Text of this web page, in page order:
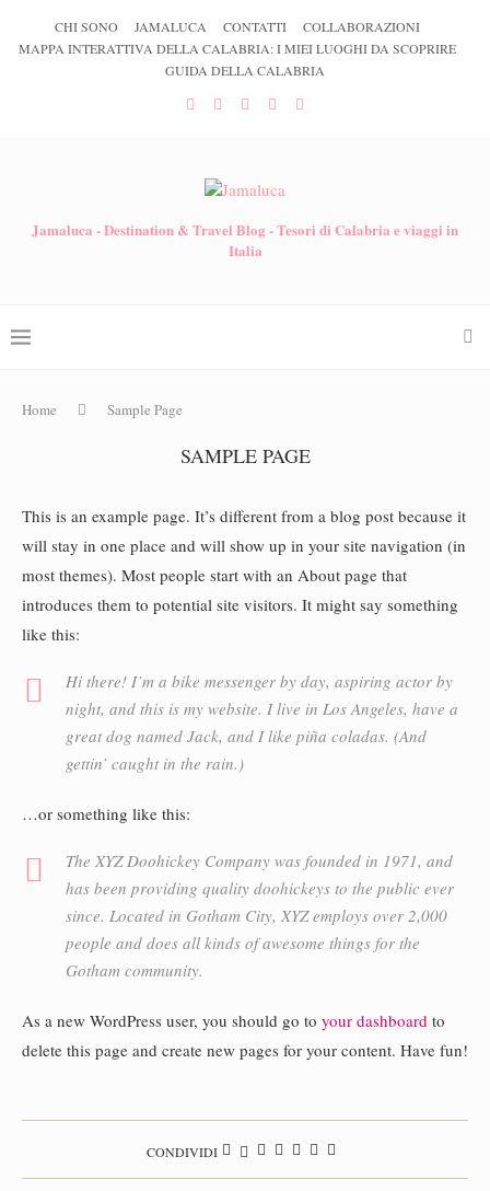
CHI SONO JAMALUCA CONTATTI
COLLABORAZIONI
MAPPA INTERATTIVA DELLA CALABRIA: I MIEI LUOGHI DA SCOPRIRE
GUIDA DELLA CALABRIA
Jamaluca - Destination & Travel Blog - Tesori di Calabria e viaggi in
Italia
Home Sample Page
SAMPLE PAGE
This is an example page. It’s different from a blog post because it
will stay in one place and will show up in your site navigation (in
most themes). Most people start with an About page that
introduces them to potential site visitors. It might say something
like this:
Hi there! I’m a bike messenger by day, aspiring actor by
night, and this is my website. I live in Los Angeles, have a
great dog named Jack, and I like piña coladas. (And
gettin’ caught in the rain.)
…or something like this:
The XYZ Doohickey Company was founded in 1971, and
has been providing quality doohickeys to the public ever
since. Located in Gotham City, XYZ employs over 2,000
people and does all kinds of awesome things for the
Gotham community.
As a new WordPress user, you should go to your dashboard to
delete this page and create new pages for your content. Have fun!
CONDIVIDI